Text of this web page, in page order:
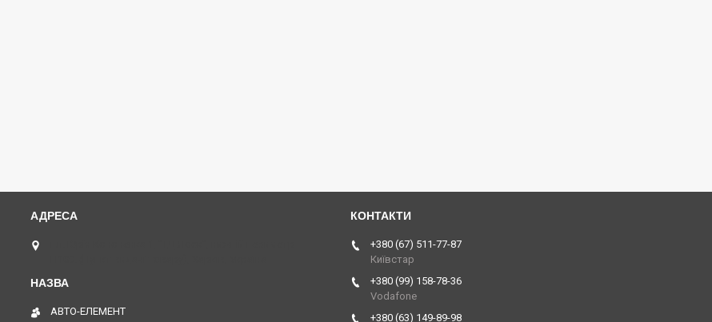
АВТО-ЕЛЕМЕНТ
+380 (67) 511-77-87
Київстар
+380 (99) 158-78-36
Vodafone
+380 (63) 149-89-98